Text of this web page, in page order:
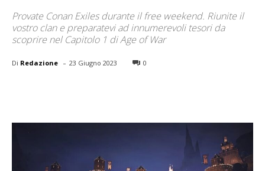
Provate Conan Exiles durante il free weekend. Riunite il
vostro clan e preparatevi ad innumerevoli tesori da
scoprire nel Capitolo 1 di Age of War
Di Redazione - 23 Giugno 2023 0